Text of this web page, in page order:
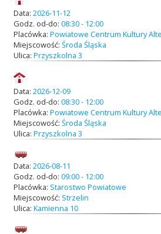
Data: 2026-11-12
Godz. od-do: 08:30 - 12:00
Placówka: Powiatowe Centrum Kultury
Miejscowość: Środa Śląska
Ulica: Przyszkolna 3
Data: 2026-12-09
Godz. od-do: 08:30 - 12:00
Placówka: Powiatowe Centrum Kultury
Miejscowość: Środa Śląska
Ulica: Przyszkolna 3
Data: 2026-08-11
Godz. od-do: 09:00 - 12:00
Placówka: Starostwo Powiatowe
Miejscowość: Strzelin
Ulica: Kamienna 10